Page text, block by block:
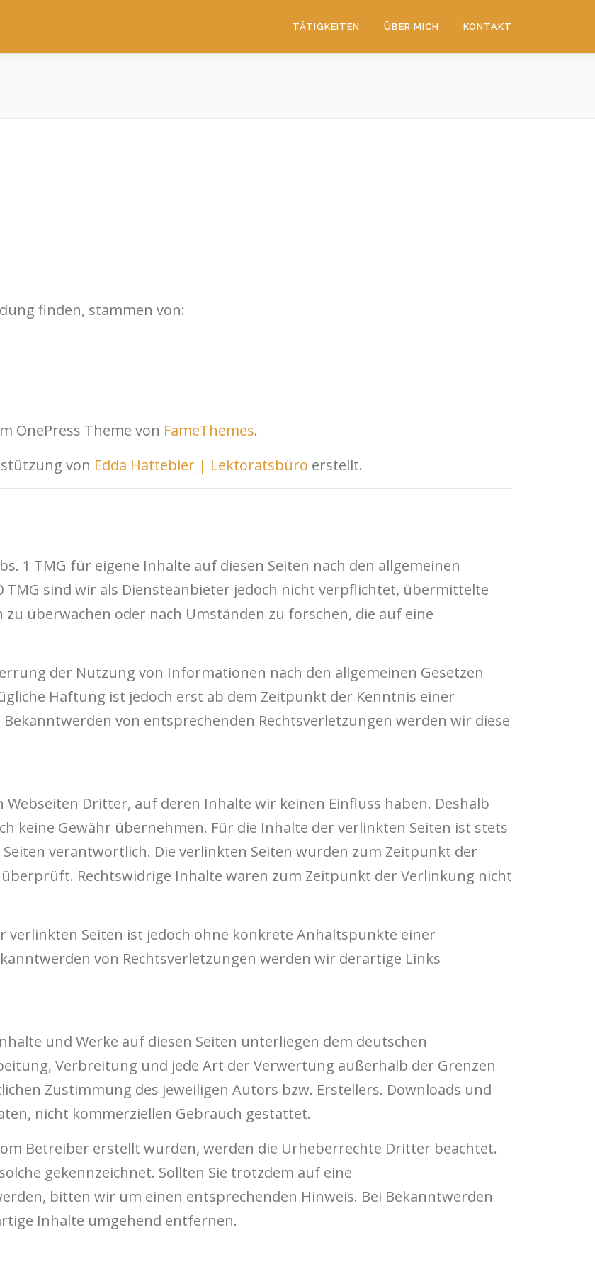
TÄTIGKEITEN ÜBER MICH KONTAKT
finden, stammen von:
OnePress Theme von FameThemes.
von Edda Hattebier | Lektoratsbüro erstellt.
1 TMG für eigene Inhalte auf diesen Seiten nach den allgemeinen
TMG sind wir als Diensteanbieter jedoch nicht verpflichtet, übermittelte
überwachen oder nach Umständen zu forschen, die auf eine
der Nutzung von Informationen nach den allgemeinen Gesetzen
Haftung ist jedoch erst ab dem Zeitpunkt der Kenntnis einer
von entsprechenden Rechtsverletzungen werden wir diese
Dritter, auf deren Inhalte wir keinen Einfluss haben. Deshalb
keine Gewähr übernehmen. Für die Inhalte der verlinkten Seiten ist stets
verantwortlich. Die verlinkten Seiten wurden zum Zeitpunkt der
Rechtswidrige Inhalte waren zum Zeitpunkt der Verlinkung nicht
verlinkten Seiten ist jedoch ohne konkrete Anhaltspunkte einer
von Rechtsverletzungen werden wir derartige Links
und Werke auf diesen Seiten unterliegen dem deutschen
Verbreitung und jede Art der Verwertung außerhalb der Grenzen
Zustimmung des jeweiligen Autors bzw. Erstellers. Downloads und
nicht kommerziellen Gebrauch gestattet.
Betreiber erstellt wurden, werden die Urheberrechte Dritter beachtet.
gekennzeichnet. Sollten Sie trotzdem auf eine
bitten wir um einen entsprechenden Hinweis. Bei Bekanntwerden
Inhalte umgehend entfernen.